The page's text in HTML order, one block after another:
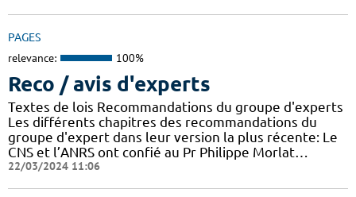
PAGES
relevance: 100%
Reco / avis d'experts
Textes de lois Recommandations du groupe d'experts
Les différents chapitres des recommandations du
groupe d'expert dans leur version la plus récente: Le
CNS et l’ANRS ont confié au Pr Philippe Morlat…
22/03/2024 11:06